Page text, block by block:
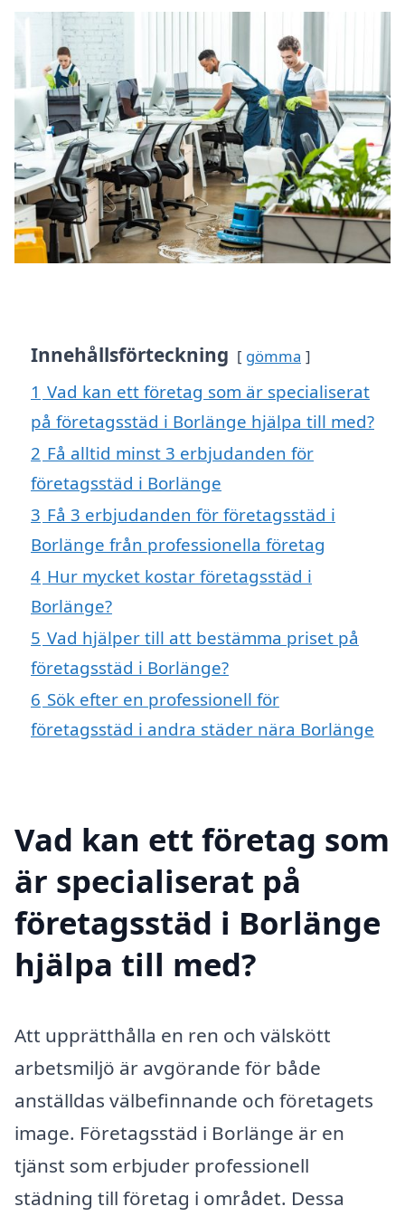
Innehållsförteckning gömma
1 Vad kan ett företag som är specialiserat
på företagsstäd i Borlänge hjälpa till med?
2 Få alltid minst 3 erbjudanden för
företagsstäd i Borlänge
3 Få 3 erbjudanden för företagsstäd i
Borlänge från professionella företag
4 Hur mycket kostar företagsstäd i
Borlänge?
5 Vad hjälper till att bestämma priset på
företagsstäd i Borlänge?
6 Sök efter en professionell för
företagsstäd i andra städer nära Borlänge
Vad kan ett företag som
är specialiserat på
företagsstäd i Borlänge
hjälpa till med?
Att upprätthålla en ren och välskött
arbetsmiljö är avgörande för både
anställdas välbefinnande och företagets
image. Företagsstäd i Borlänge är en
tjänst som erbjuder professionell
städning till företag i området. Dessa